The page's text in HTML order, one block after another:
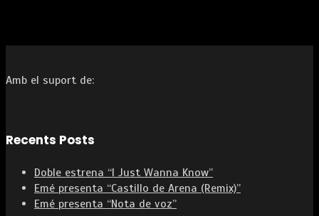
Amb el suport de:
Recents Posts
Doble estrena “I Just Wanna Know”
Emé presenta “Castillo de Arena (Remix)”
Emé presenta “Nota de voz”